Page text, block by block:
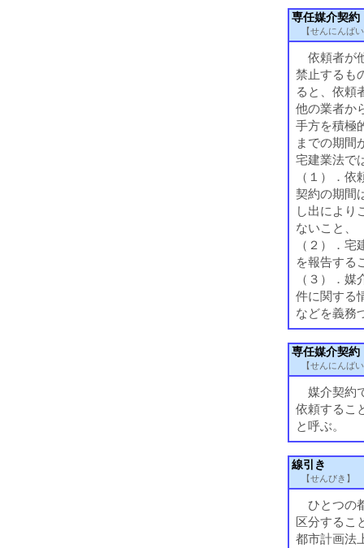
専任媒介契約
【せんにんば
依頼者が
禁止するも
ると、依頼
他の業者か
手方を積極
までの期間
宅建業法で
（１）．
契約の期間
し出により
ないこと、
（２）．
を報告する
（３）．
件に関する
などを義
専任媒介契約
【せんにんば
媒介契約
依頼するこ
と呼ぶ。
線引き
【せんびき】
ひとつの
区分するこ
都市計画法